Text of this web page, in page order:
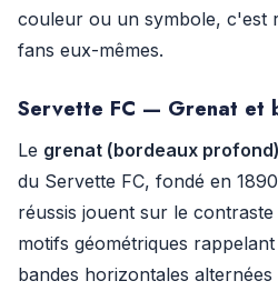
couleur ou un symbole, c'est
fans eux-mêmes.
Servette FC — Grenat et
Le grenat (bordeaux profond)
du Servette FC, fondé en
réussis jouent sur le
motifs géométriques
bandes horizontales